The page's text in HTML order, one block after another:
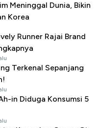
Meninggal Dunia, Bikin
Korea
Runner Rajai Brand
Terkenal Sepanjang
in Diduga Konsumsi 5